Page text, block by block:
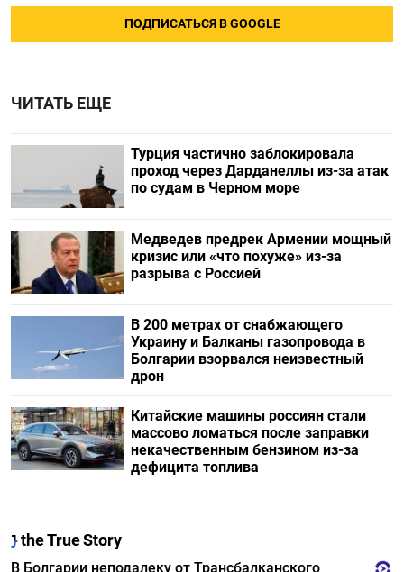
ПОДПИСАТЬСЯ В GOOGLE
ЧИТАТЬ ЕЩЕ
Турция частично заблокировала
проход через Дарданеллы из-за атак
по судам в Черном море
Медведев предрек Армении мощный
кризис или «что похуже» из-за
разрыва с Россией
В 200 метрах от снабжающего
Украину и Балканы газопровода в
Болгарии взорвался неизвестный
дрон
Китайские машины россиян стали
массово ломаться после заправки
некачественным бензином из-за
дефицита топлива